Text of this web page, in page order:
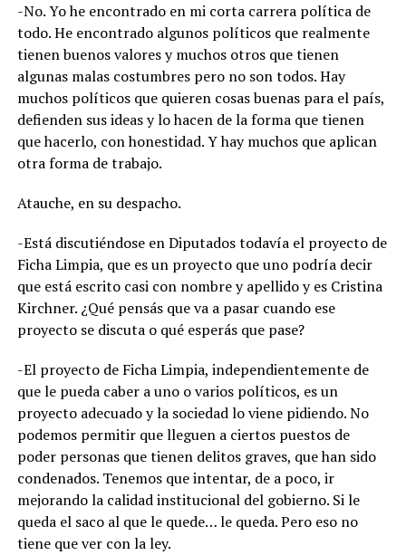
-No. Yo he encontrado en mi corta carrera política de
todo. He encontrado algunos políticos que realmente
tienen buenos valores y muchos otros que tienen
algunas malas costumbres pero no son todos. Hay
muchos políticos que quieren cosas buenas para el país,
defienden sus ideas y lo hacen de la forma que tienen
que hacerlo, con honestidad. Y hay muchos que aplican
otra forma de trabajo.
Atauche, en su despacho.
-Está discutiéndose en Diputados todavía el proyecto de
Ficha Limpia, que es un proyecto que uno podría decir
que está escrito casi con nombre y apellido y es Cristina
Kirchner. ¿Qué pensás que va a pasar cuando ese
proyecto se discuta o qué esperás que pase?
-El proyecto de Ficha Limpia, independientemente de
que le pueda caber a uno o varios políticos, es un
proyecto adecuado y la sociedad lo viene pidiendo. No
podemos permitir que lleguen a ciertos puestos de
poder personas que tienen delitos graves, que han sido
condenados. Tenemos que intentar, de a poco, ir
mejorando la calidad institucional del gobierno. Si le
queda el saco al que le quede… le queda. Pero eso no
tiene que ver con la ley.